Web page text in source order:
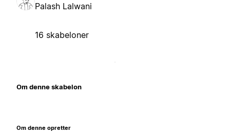
Palash Lalwani
16 skabeloner
Om denne skabelon
Om denne opretter